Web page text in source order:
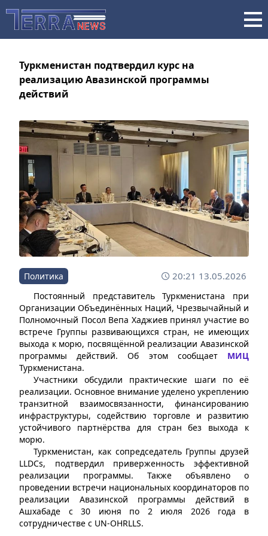
Туркменистан подтвердил курс на
реализацию Авазинской программы
действий
Политика 20:21 13.05.2026
Постоянный представитель Туркменистана при
Организации Объединённых Наций, Чрезвычайный и
Полномочный Посол Вепа Хаджиев принял участие во
встрече Группы развивающихся стран, не имеющих
выхода к морю, посвящённой реализации Авазинской
программы действий. Об этом сообщает МИЦ
Туркменистана.
Участники обсудили практические шаги по её
реализации. Основное внимание уделено укреплению
транзитной взаимосвязанности, финансированию
инфраструктуры, содействию торговле и развитию
устойчивого партнёрства для стран без выхода к
морю.
Туркменистан, как сопредседатель Группы друзей
LLDCs, подтвердил приверженность эффективной
реализации программы. Также объявлено о
проведении встречи национальных координаторов по
реализации Авазинской программы действий в
Ашхабаде с 30 июня по 2 июля 2026 года в
сотрудничестве с UN-OHRLLS.